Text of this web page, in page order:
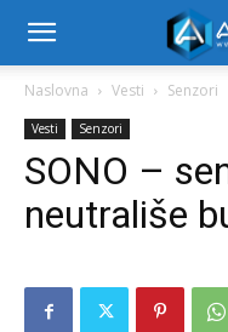
Naslovna Vesti Senzori
Vesti Senzori
SONO –
neutrališe